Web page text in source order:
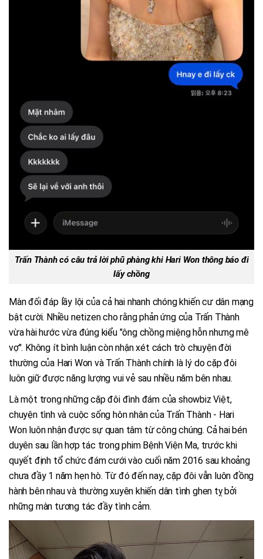
Trấn Thành có câu trả lời phũ phàng khi Hari Won thông báo đi
lấy chồng
Màn đối đáp lầy lội của cả hai nhanh chóng khiến cư dân mạng
bật cười. Nhiều netizen cho rằng phản ứng của Trấn Thành
vừa hài hước vừa đúng kiểu "ông chồng miệng hỗn nhưng mê
vợ". Không ít bình luận còn nhận xét cách trò chuyện đời
thường của Hari Won và Trấn Thành chính là lý do cặp đôi
luôn giữ được năng lượng vui vẻ sau nhiều năm bên nhau.
Là một trong những cặp đôi đình đám của showbiz Việt,
chuyện tình và cuộc sống hôn nhân của Trấn Thành - Hari
Won luôn nhận được sự quan tâm từ công chúng. Cả hai bén
duyên sau lần hợp tác trong phim Bệnh Viện Ma, trước khi
quyết định tổ chức đám cưới vào cuối năm 2016 sau khoảng
chưa đầy 1 năm hẹn hò. Từ đó đến nay, cặp đôi vẫn luôn đồng
hành bên nhau và thường xuyên khiến dân tình ghen tỵ bởi
những màn tương tác đầy tình cảm.